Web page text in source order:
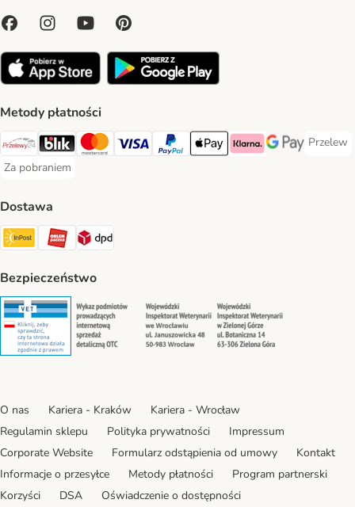
Metody płatności
Przelewy24 Payment Method
Blik Payment Method
MasterCard Payment Method
Visa Payment Method
PayPal Payment Method
Apple Pay Payment Method
Klarna Payment Method
Google Pay
Przelew
Przelew
Za pobraniem
Za pobraniem Payment Method
Dostawa
Paczkomat® Shipping Method
ORLEN Paczka Shipping Method
DPD Shipping Method
Bezpieczeństwo
Security Security Security
O nas Kariera - Kraków
Kariera - Wrocław
Regulamin sklepu
Polityka prywatności
Impressum
Corporate Website
Formularz odstąpienia od umowy
Kontakt
Informacje o przesyłce
Metody płatności
Program partnerski
Korzyści
DSA Oświadczenie o dostępności